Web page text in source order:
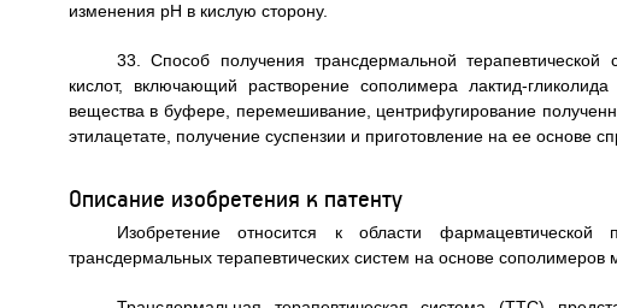
изменения рН в кислую сторону.
33. Способ получения трансдермальной
кислот, включающий растворение сополимера лактид-
вещества в буфере, перемешивание, центрифугирование
этилацетате, получение суспензии и приготовление на ее основе
Описание изобретения к патенту
Изобретение относится к области
трансдермальных терапевтических систем на основе сополимеров